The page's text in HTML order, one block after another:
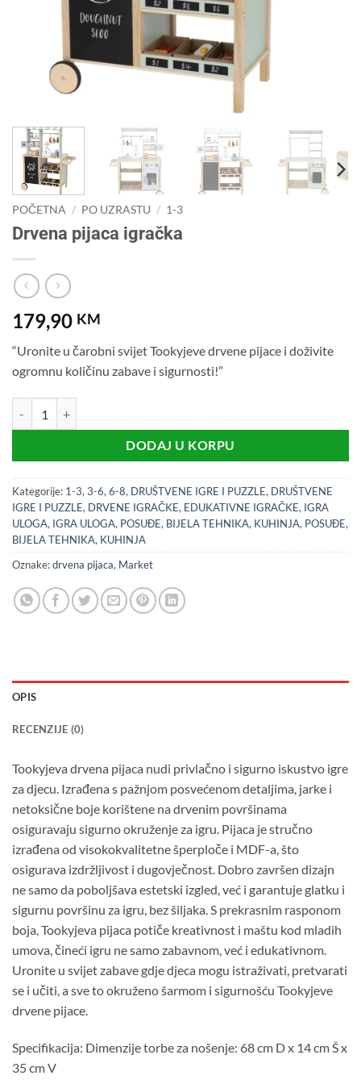
POČETNA / PO UZRASTU / 1-3
Drvena pijaca igračka
179,90 KM
“Uronite u čarobni svijet Tookyjeve drvene pijace i doživite
ogromnu količinu zabave i sigurnosti!”
DODAJ U KORPU
Kategorije: 1-3, 3-6, 6-8, DRUŠTVENE IGRE I PUZZLE, DRUŠTVENE
IGRE I PUZZLE, DRVENE IGRAČKE, EDUKATIVNE IGRAČKE, IGRA
ULOGA, IGRA ULOGA, POSUĐE, BIJELA TEHNIKA, KUHINJA, POSUĐE,
BIJELA TEHNIKA, KUHINJA
Oznake:drvena pijaca, Market
OPIS
RECENZIJE (0)
Tookyjeva drvena pijaca nudi privlačno i sigurno iskustvo igre
za djecu. Izrađena s pažnjom posvećenom detaljima, jarke i
netoksične boje korištene na drvenim površinama
osiguravaju sigurno okruženje za igru. Pijaca je stručno
izrađena od visokokvalitetne šperploče i MDF-a, što
osigurava izdržljivost i dugovječnost. Dobro završen dizajn
ne samo da poboljšava estetski izgled, već i garantuje glatku i
sigurnu površinu za igru, bez šiljaka. S prekrasnim rasponom
boja, Tookyjeva pijaca potiče kreativnost i maštu kod mladih
umova, čineći igru ​​ne samo zabavnom, već i edukativnom.
Uronite u svijet zabave gdje djeca mogu istraživati, pretvarati
se i učiti, a sve to okruženo šarmom i sigurnošću Tookyjeve
drvene pijace.
Specifikacija: Dimenzije torbe za nošenje: 68 cm D x 14 cm Š x
35 cm V